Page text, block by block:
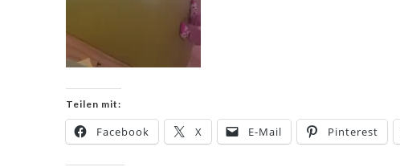
Teilen mit:
Facebook X E-Mail Pinterest